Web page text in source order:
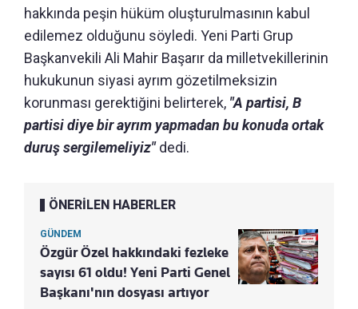
hakkında peşin hüküm oluşturulmasının kabul
edilemez olduğunu söyledi. Yeni Parti Grup
Başkanvekili Ali Mahir Başarır da milletvekillerinin
hukukunun siyasi ayrım gözetilmeksizin
korunması gerektiğini belirterek, "A partisi, B
partisi diye bir ayrım yapmadan bu konuda ortak
duruş sergilemeliyiz"dedi.
ÖNERİLEN HABERLER
GÜNDEM
Özgür Özel hakkındaki fezleke
sayısı 61 oldu! Yeni Parti Genel
Başkanı'nın dosyası artıyor